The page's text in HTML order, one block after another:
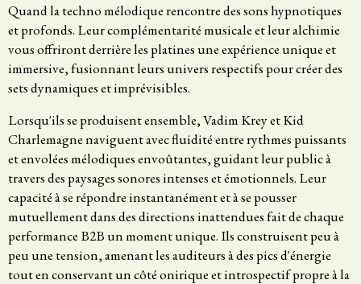
Quand la techno mélodique rencontre des sons hypnotiques
et profonds. Leur complémentarité musicale et leur alchimie
vous offriront derrière les platines une expérience unique et
immersive, fusionnant leurs univers respectifs pour créer des
sets dynamiques et imprévisibles.
Lorsqu'ils se produisent ensemble, Vadim Krey et Kid
Charlemagne naviguent avec fluidité entre rythmes puissants
et envolées mélodiques envoûtantes, guidant leur public à
travers des paysages sonores intenses et émotionnels. Leur
capacité à se répondre instantanément et à se pousser
mutuellement dans des directions inattendues fait de chaque
performance B2B un moment unique. Ils construisent peu à
peu une tension, amenant les auditeurs à des pics d'énergie
tout en conservant un côté onirique et introspectif propre à la